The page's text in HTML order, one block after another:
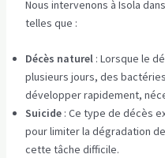
Nous intervenons à Isola
telles que :
Décès naturel: Lorsque le
plusieurs jours, des
développer rapidement,
Suicide: Ce type de décès
pour limiter la dégradation
cette tâche difficile.